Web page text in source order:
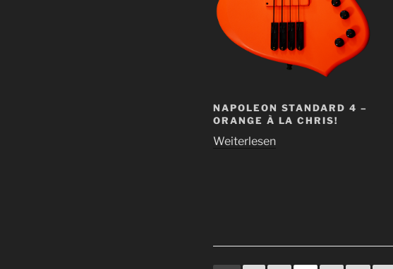
NAPOLEON STANDARD 4 –
ORANGE À LA CHRIS!
Weiterlesen